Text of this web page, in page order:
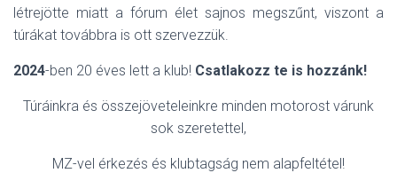
létrejötte miatt a fórum élet sajnos megszűnt, viszont a
túrákat továbbra is ott szervezzük.
2024-ben 20 éves lett a klub! Csatlakozz te is hozzánk!
Túráinkra és összejöveteleinkre minden motorost várunk
sok szeretettel,
MZ-vel érkezés és klubtagság nem alapfeltétel!